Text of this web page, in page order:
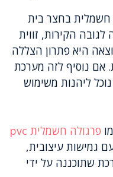
חשמלית בחצר בית
הקירות, זווית
היא פתרון הצללה
נוסיף לזה מערכת
ליהנות משימוש
פרגולה חשמלית pvc
גמישות עיצובית,
שתוכננה על ידי